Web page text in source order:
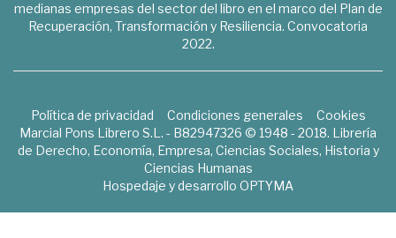
medianas empresas del sector del libro en el marco del Plan de
Recuperación, Transformación y Resiliencia. Convocatoria
2022.
Política de privacidad Condiciones generales
Cookies
Marcial Pons Librero S.L. - B82947326 © 1948 - 2018. Librería
de Derecho, Economía, Empresa, Ciencias Sociales, Historia y
Ciencias Humanas
Hospedaje y desarrollo OPTYMA